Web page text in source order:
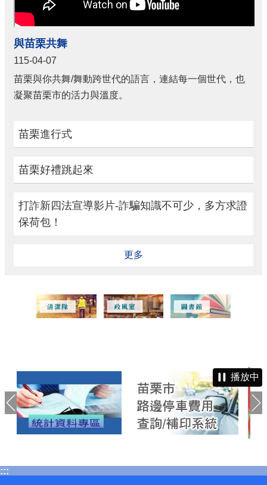
與苗栗共舞
115-04-07
苗栗與你共舞/舞動跨世代的語言，連結每一個世代，也
凝聚苗栗市的活力與溫度。
苗栗進行式
苗栗好禮跳起來
打詐新四法宣導影片-詐騙知識不可少，多方求證
保荷包！
更多
播放中
:::